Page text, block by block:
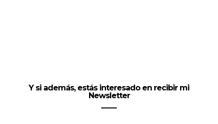
Y si además, estás interesado en recibir mi
Newsletter